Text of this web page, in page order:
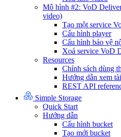
Mô hình #2: VoD
video)
Tạo một service
Cấu hình player
Cấu hình bảo vệ
Xoá service VoD
Resources
Chính sách dùng
Hướng dẫn xem
REST API
Simple Storage
Quick Start
Hướng dẫn
Cấu hình bucket
Tạo mới bucket